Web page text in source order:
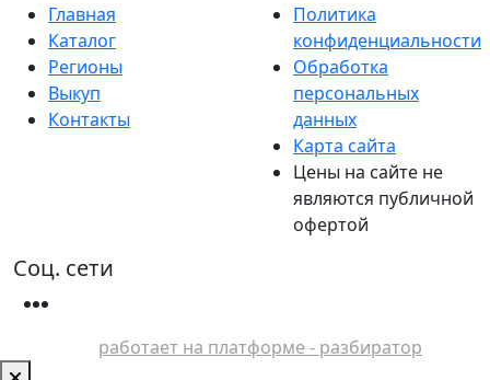
Главная
Каталог
Регионы
Выкуп
Контакты
Политика
конфиденциальности
Обработка
персональных
данных
Карта сайта
Цены на сайте не
являются публичной
офертой
Соц. сети
работает на платформе - разбиратор